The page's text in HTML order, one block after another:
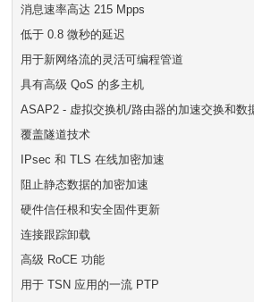
消息速率高达 215 Mpps
低于 0.8 微秒的延迟
用于新网络流的灵活可编程管道
具有高级 QoS 的多主机
ASAP2 - 虚拟交换机/路由器的加速交换和数
覆盖隧道技术
IPsec 和 TLS 在线加密加速
阻止静态数据的加密加速
硬件信任根和安全固件更新
连接跟踪卸载
高级 RoCE 功能
用于 TSN 应用的一流 PTP